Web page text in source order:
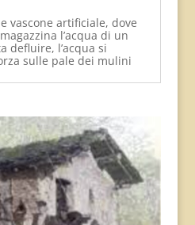
vascone artificiale, dove
l’acqua di un
defluire, l’acqua si
sulle pale dei mulini